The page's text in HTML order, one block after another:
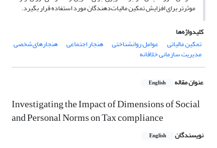
موثرتر برای افزایش تمکین مالیات‌دهندگان مورد استفاده قرار بگیرد.
کلیدواژه‌ها
تمکین مالیاتی
عوامل روانشناختی هنجار اجتماعی هنجارهای‌شخصی
مدیریت سازمانی خلاقانه
عنوان مقاله English
Investigating the Impact of Dimensions of Social
and Personal Norms on Tax compliance
نویسندگان English